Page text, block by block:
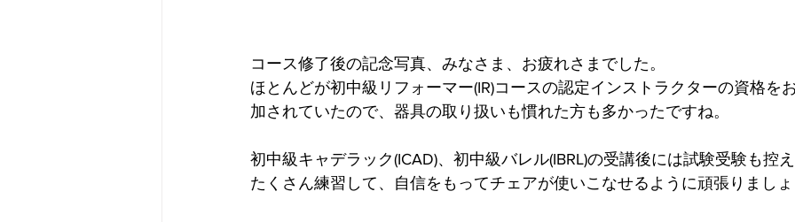
コース修了後の記念写真、みなさま、お疲れさまでした。
ほとんどが初中級リフォーマー(IR)コースの認定インストラクターの資格を
加されていたので、器具の取り扱いも慣れた方も多かったですね。
初中級キャデラック(ICAD)、初中級バレル(IBRL)の受講後には試験受験も控
たくさん練習して、自信をもってチェアが使いこなせるように頑張りまし